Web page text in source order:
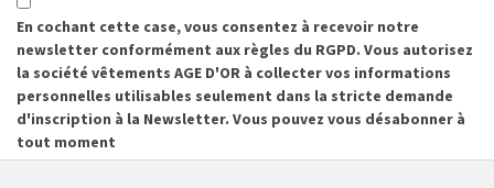
En cochant cette case, vous consentez à recevoir notre
newsletter conformément aux règles du RGPD. Vous autorisez
la société vêtements AGE D'OR à collecter vos informations
personnelles utilisables seulement dans la stricte demande
d'inscription à la Newsletter. Vous pouvez vous désabonner à
tout moment